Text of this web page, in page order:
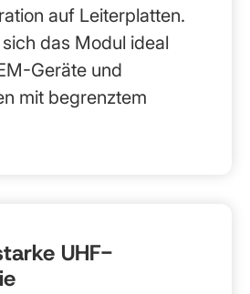
auf Leiterplatten.
das Modul ideal
Geräte und
mit begrenztem
UHF-